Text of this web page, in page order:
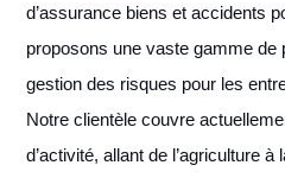
d’assurance biens et accidents
proposons une vaste gamme de
gestion des risques pour les
Notre clientèle couvre
d’activité, allant de l’agriculture